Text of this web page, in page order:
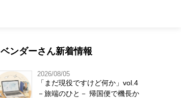
ベンダーさん新着情報
2026/08/05
「まだ現役ですけど何か」vol.4
－旅端のひと－ 帰国便で機長か